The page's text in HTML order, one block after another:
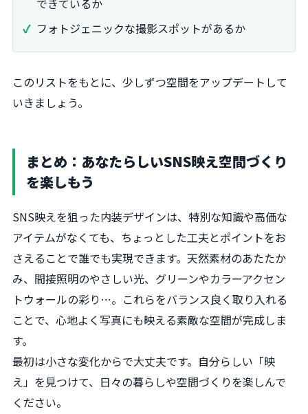
フォトジェニックな撮影スポットがあるか
このリストをもとに、少しずつ空間をアップデートして
いきましょう。
まとめ：あなたらしいSNS映え空間づくり
を楽しもう
SNS映えを狙った内装デザインは、特別な知識や高価な
アイテムがなくても、ちょっとした工夫とポイントをお
さえることで誰でも実現できます。天然素材のあたたか
み、間接照明のやさしい光、グリーンやカラーアクセン
トウォールの彩り…。これらをバランス良く取り入れる
ことで、心地よく写真にも映える素敵な空間が完成しま
す。
最初は小さな変化からで大丈夫です。自分らしい「映
え」を見つけて、日々の暮らしや空間づくりを楽しんで
ください。